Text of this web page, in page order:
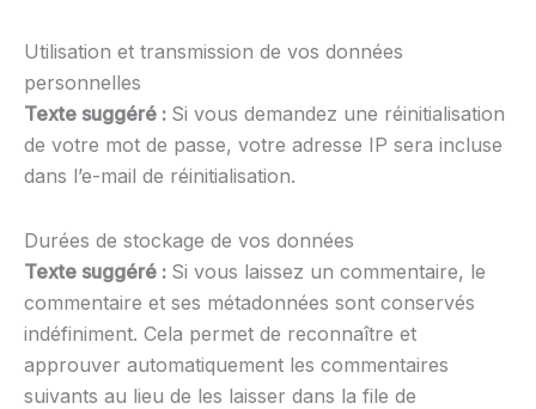
Utilisation et transmission de vos données
personnelles
Texte suggéré : Si vous demandez une réinitialisation
de votre mot de passe, votre adresse IP sera incluse
dans l’e-mail de réinitialisation.
Durées de stockage de vos données
Texte suggéré : Si vous laissez un commentaire, le
commentaire et ses métadonnées sont conservés
indéfiniment. Cela permet de reconnaître et
approuver automatiquement les commentaires
suivants au lieu de les laisser dans la file de